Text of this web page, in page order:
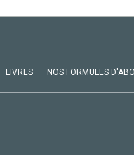
LIVRES NOS FORMULES